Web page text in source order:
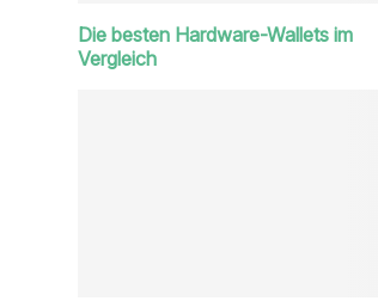
Die besten Hardware-Wallets im
Vergleich